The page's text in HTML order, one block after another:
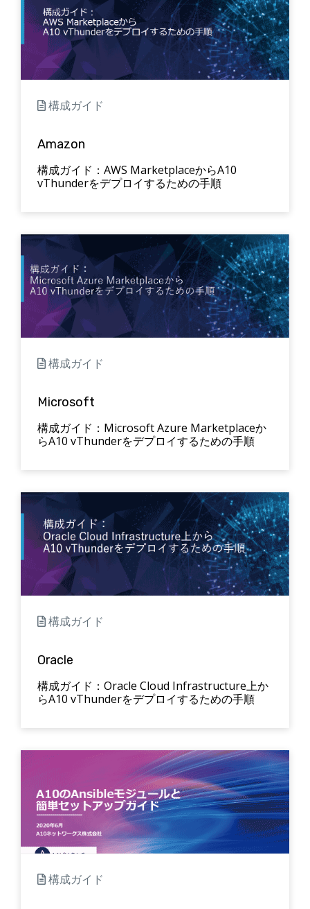
構成ガイド
Amazon
構成ガイド：AWS MarketplaceからA10
vThunderをデプロイするための手順
構成ガイド
Microsoft
構成ガイド：Microsoft Azure Marketplaceか
らA10 vThunderをデプロイするための手順
構成ガイド
Oracle
構成ガイド：Oracle Cloud Infrastructure上か
らA10 vThunderをデプロイするための手順
構成ガイド